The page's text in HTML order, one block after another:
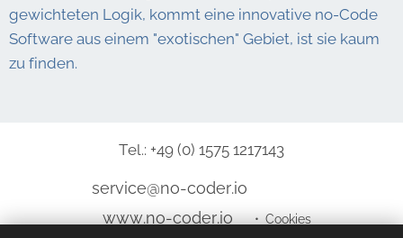
gewichteten Logik, kommt eine innovative no-Code
Software aus einem "exotischen" Gebiet, ist sie kaum
zu finden.
Tel.: +49 (0) 1575 1217143
service@no-coder.io
www.no-coder.io
Cookies